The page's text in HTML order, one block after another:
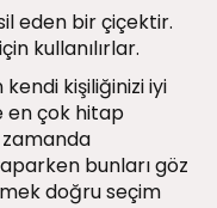
eden bir çiçektir.
kullanılırlar.
kişiliğinizi iyi
en çok hitap
bunları göz
doğru seçim